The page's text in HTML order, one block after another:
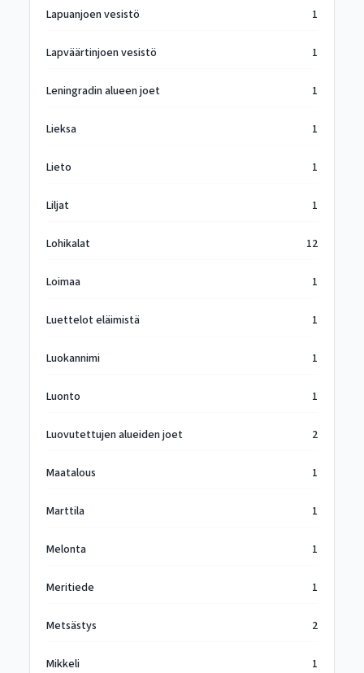
Lapuanjoen vesistö 1
Lapväärtinjoen vesistö 1
Leningradin alueen joet 1
Lieksa 1
Lieto 1
Liljat 1
Lohikalat 12
Loimaa 1
Luettelot eläimistä 1
Luokannimi 1
Luonto 1
Luovutettujen alueiden joet 2
Maatalous 1
Marttila 1
Melonta 1
Meritiede 1
Metsästys 2
Mikkeli 1